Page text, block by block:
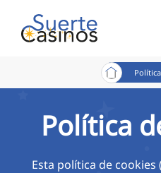
Política
Esta política de cookies